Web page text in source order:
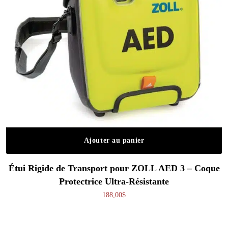
Ajouter au panier
Étui Rigide de Transport pour ZOLL AED 3 – Coque
Protectrice Ultra-Résistante
188,00$